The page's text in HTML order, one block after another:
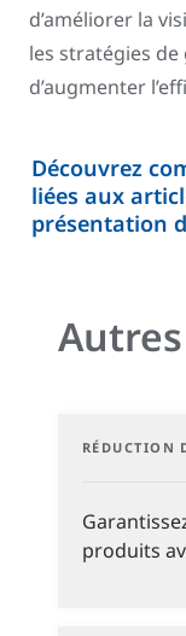
d’améliorer la
les stratégies
d’augmenter
Découvrez
liées aux
présentation
RÉDUCTION
produits